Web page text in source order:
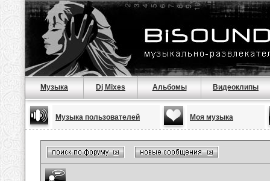
Музыка Dj Mixes Альбомы Видеоклипы
Музыка пользователей Моя музыка